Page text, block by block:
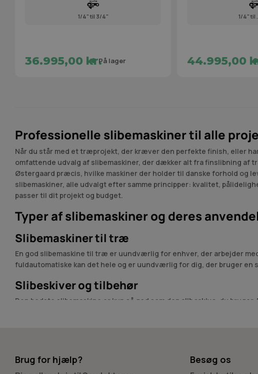
1/4" til 3/4"
36.995,00 kr.På lager
1/4" til
44.995,00
Professionelle slibemaskiner til alle
Når du står med et træprojekt, der kræver den perfekte finish, eller
omfattende udvalg af slibemaskiner, der dækker alt fra finslibning
Østergaard præcis, hvilke maskiner der holder til danske forhold og
slibemaskiner, alle udvalgt efter samme principper: kvalitet,
passer til dit projekt og budget.
Typer af slibemaskiner og deres
Slibemaskiner til træ
En god slibemaskine til træ er uundværlig for enhver, der arbejder
fuldautomatiske kan det hele og er uundværlig for dig, der bruger
Slibeskiver og tilbehør
Den bedste slibemaskine er kun så god som den slibeskive , du
rigtige valg. Hos os får du ikke bare en slibemaskine, du får adgang
løsninger, og vi er altid klar til at hjælpe dig med at finde præcis den
Brug for hjælp? Besøg os